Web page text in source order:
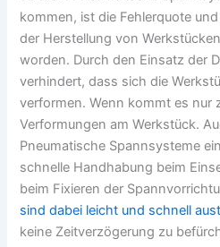
kommen, ist die Fehlerquote
der Herstellung von
worden. Durch den Einsatz der
verhindert, dass sich die
verformen. Wenn kommt es nur
Verformungen am Werkstück.
Pneumatische Spannsysteme
schnelle Handhabung beim
beim Fixieren der
sind dabei leicht und schnell
keine Zeitverzögerung zu